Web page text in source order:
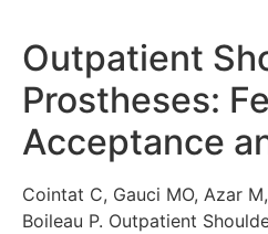
Outpatient
Prostheses:
Acceptance
Cointat C, Gauci MO, Azar
Boileau P. Outpatient